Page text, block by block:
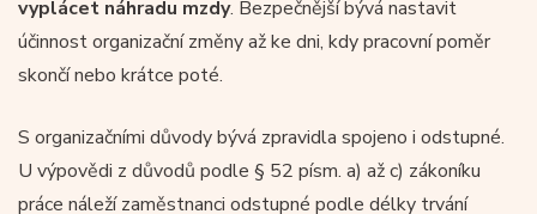
vyplácet náhradu mzdy. Bezpečnější bývá nastavit
účinnost organizační změny až ke dni, kdy pracovní poměr
skončí nebo krátce poté.
S organizačními důvody bývá zpravidla spojeno i odstupné.
U výpovědi z důvodů podle § 52 písm. a) až c) zákoníku
práce náleží zaměstnanci odstupné podle délky trvání